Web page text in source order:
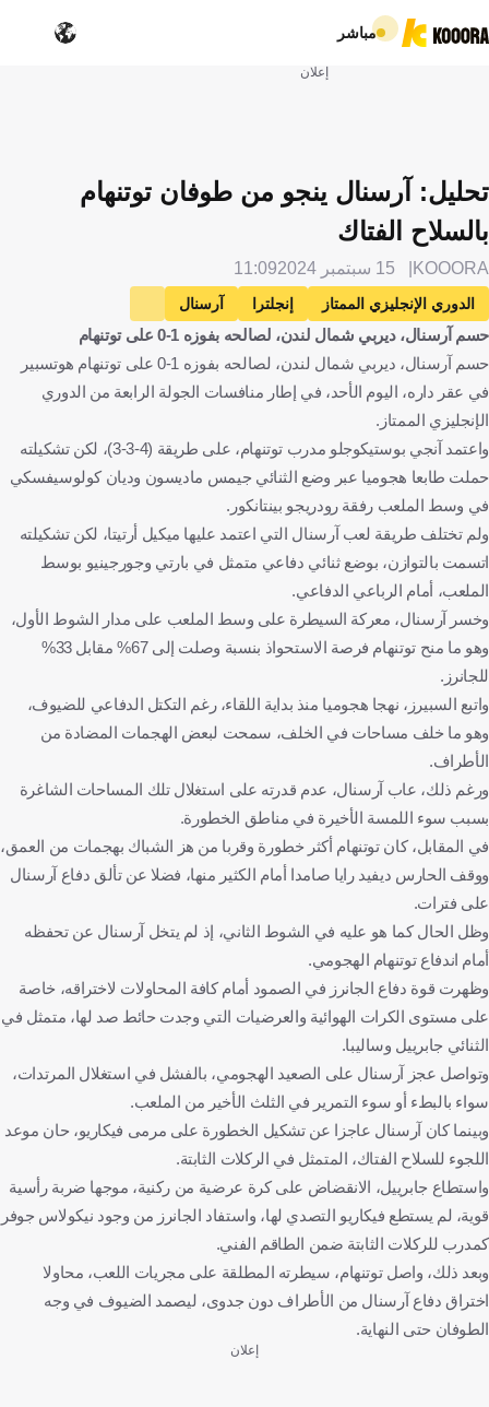
مباشر
إعلان
تحليل: آرسنال ينجو من طوفان توتنهام
بالسلاح الفتاك
KOOORA 15 سبتمبر 2024 11:09
الدوري الإنجليزي الممتاز إنجلترا
آرسنال
توتنهام هوتسبير
كرة قدم
حسم آرسنال، ديربي شمال لندن، لصالحه بفوزه 1-0 على توتنهام
حسم آرسنال، ديربي شمال لندن، لصالحه بفوزه 1-0 على توتنهام هوتسبير
في عقر داره، اليوم الأحد، في إطار منافسات الجولة الرابعة من الدوري
الإنجليزي الممتاز.
واعتمد آنجي بوستيكوجلو مدرب توتنهام، على طريقة (4-3-3)، لكن تشكيلته
حملت طابعا هجوميا عبر وضع الثنائي جيمس ماديسون وديان كولوسيفسكي
في وسط الملعب رفقة رودريجو بينتانكور.
ولم تختلف طريقة لعب آرسنال التي اعتمد عليها ميكيل أرتيتا، لكن تشكيلته
اتسمت بالتوازن، بوضع ثنائي دفاعي متمثل في بارتي وجورجينيو بوسط
الملعب، أمام الرباعي الدفاعي.
وخسر آرسنال، معركة السيطرة على وسط الملعب على مدار الشوط الأول،
وهو ما منح توتنهام فرصة الاستحواذ بنسبة وصلت إلى 67% مقابل 33%
للجانرز.
واتبع السبيرز، نهجا هجوميا منذ بداية اللقاء، رغم التكتل الدفاعي للضيوف،
وهو ما خلف مساحات في الخلف، سمحت لبعض الهجمات المضادة من
الأطراف.
ورغم ذلك، عاب آرسنال، عدم قدرته على استغلال تلك المساحات الشاغرة
بسبب سوء اللمسة الأخيرة في مناطق الخطورة.
في المقابل، كان توتنهام أكثر خطورة وقربا من هز الشباك بهجمات من العمق،
ووقف الحارس ديفيد رايا صامدا أمام الكثير منها، فضلا عن تألق دفاع آرسنال
على فترات.
وظل الحال كما هو عليه في الشوط الثاني، إذ لم يتخل آرسنال عن تحفظه
أمام اندفاع توتنهام الهجومي.
وظهرت قوة دفاع الجانرز في الصمود أمام كافة المحاولات لاختراقه، خاصة
على مستوى الكرات الهوائية والعرضيات التي وجدت حائط صد لها، متمثل في
الثنائي جابرييل وساليبا.
وتواصل عجز آرسنال على الصعيد الهجومي، بالفشل في استغلال المرتدات،
سواء بالبطء أو سوء التمرير في الثلث الأخير من الملعب.
وبينما كان آرسنال عاجزا عن تشكيل الخطورة على مرمى فيكاريو، حان موعد
اللجوء للسلاح الفتاك، المتمثل في الركلات الثابتة.
واستطاع جابرييل، الانقضاض على كرة عرضية من ركنية، موجها ضربة رأسية
قوية، لم يستطع فيكاريو التصدي لها، واستفاد الجانرز من وجود نيكولاس جوفر
كمدرب للركلات الثابتة ضمن الطاقم الفني.
وبعد ذلك، واصل توتنهام، سيطرته المطلقة على مجريات اللعب، محاولا
اختراق دفاع آرسنال من الأطراف دون جدوى، ليصمد الضيوف في وجه
الطوفان حتى النهاية.
إعلان